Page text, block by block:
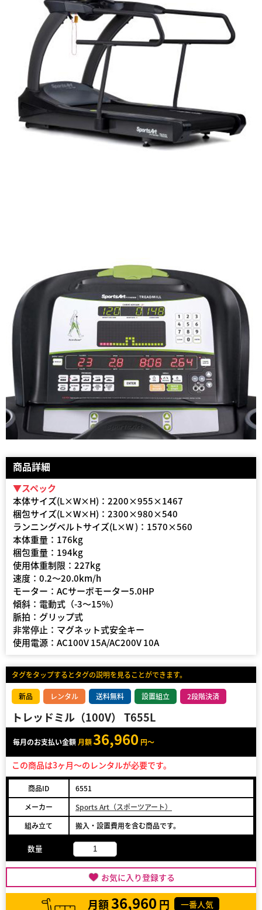
商品詳細
▼スペック
本体サイズ(L×W×H)：2200×955×1467
梱包サイズ(L×W×H)：2300×980×540
ランニングベルトサイズ(L×W )：1570×560
本体重量：176kg
梱包重量：194kg
使用体重制限：227kg
速度：0.2〜20.0km/h
モーター：ACサーボモーター5.0HP
傾斜：電動式（-3〜15%）
脈拍：グリップ式
非常停止：マグネット式安全キー
使用電源：AC100V 15A/AC200V 10A
タグをタップするとタグの説明を見ることができます。
新品 レンタル 送料無料 設置組立 2段階決済
トレッドミル（100V） T655L
毎月のお支払い金額 月額36,960 円～
この商品は3ヶ月～のレンタルが必要です。
商品ID
6551
メーカー
Sports Art（スポーツアート）
組み立て
搬入・設置費用を含む商品です。
数量
お気に入り登録する
月額36,960 円 一番人気